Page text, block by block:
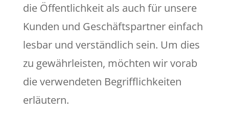
die Öffentlichkeit als auch für unsere
Kunden und Geschäftspartner einfach
lesbar und verständlich sein. Um dies
zu gewährleisten, möchten wir vorab
die verwendeten Begrifflichkeiten
erläutern.